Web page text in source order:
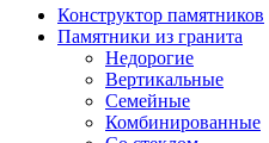
Конструктор памятников
Памятники из гранита
Недорогие
Вертикальные
Семейные
Комбинированные